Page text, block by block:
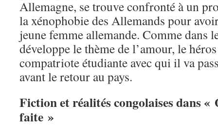
Allemagne, se trouve confronté à un
la xénophobie des Allemands pour
jeune femme allemande. Comme dans
développe le thème de l’amour, le héros
compatriote étudiante avec qui il va
avant le retour au pays.
Fiction et réalités congolaises dans «
faite »